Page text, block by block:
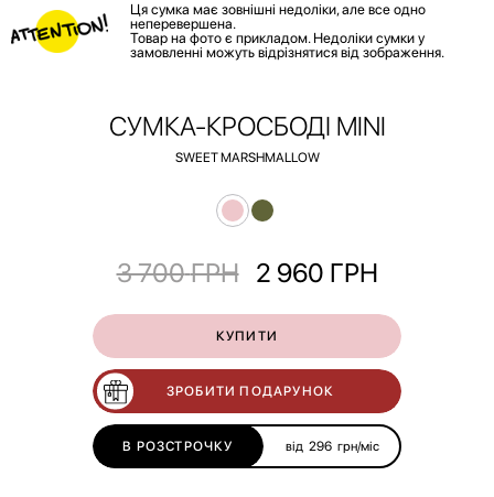
Ця сумка має зовнішні недоліки, але все одно
неперевершена.
Товар на фото є прикладом. Недоліки сумки у
замовленні можуть відрізнятися від зображення.
СУМКА-КРОСБОДІ MINI
SWEET MARSHMALLOW
3 700ГРН 2 960 ГРН
КУПИТИ
ЗРОБИТИ ПОДАРУНОК
В РОЗСТРОЧКУ від 296 грн/міс